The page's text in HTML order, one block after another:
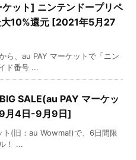
ット] ニンテンドープリペ
大10%還元 [2021年5月27
ら、au PAY マーケットで「ニン
ド番号 ...
SALE(au PAY マーケッ
月4日-9月9日]
ト(旧：au Wowma!)で、6日間限
！ ...